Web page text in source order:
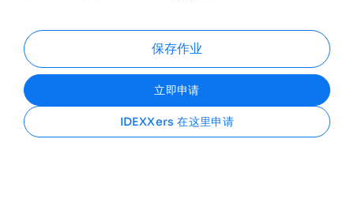
保存作业
立即申请
IDEXXers 在这里申请